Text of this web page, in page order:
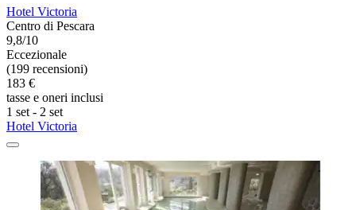
Hotel Victoria
Centro di Pescara
9,8/10
Eccezionale
(199 recensioni)
183 €
tasse e oneri inclusi
1 set - 2 set
Hotel Victoria